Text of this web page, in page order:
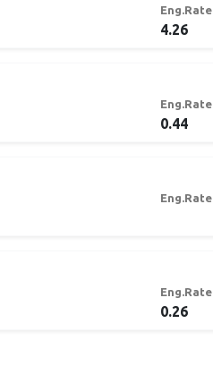
Eng.Rate
4.26
Eng.Rate
0.44
Eng.Rate
Eng.Rate
0.26